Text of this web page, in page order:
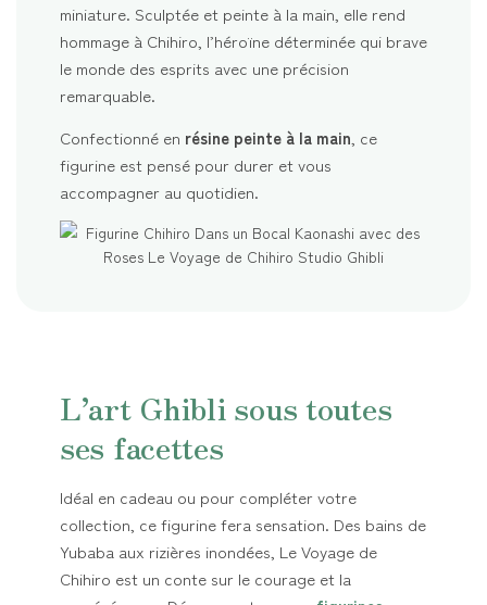
miniature. Sculptée et peinte à la main, elle rend
hommage à Chihiro, l’héroïne déterminée qui brave
le monde des esprits avec une précision
remarquable.
Confectionné en résine peinte à la main, ce
figurine est pensé pour durer et vous
accompagner au quotidien.
L’art Ghibli sous toutes
ses facettes
Idéal en cadeau ou pour compléter votre
collection, ce figurine fera sensation. Des bains de
Yubaba aux rizières inondées, Le Voyage de
Chihiro est un conte sur le courage et la